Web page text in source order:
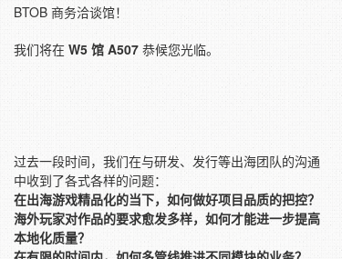
BTOB 商务洽谈馆！
我们将在 W5 馆 A507 恭候您光临。
过去一段时间，我们在与研发、发行等出海团队的沟通
中收到了各式各样的问题：
在出海游戏精品化的当下，如何做好项目品质的把控？
海外玩家对作品的要求愈发多样，如何才能进一步提高
本地化质量？